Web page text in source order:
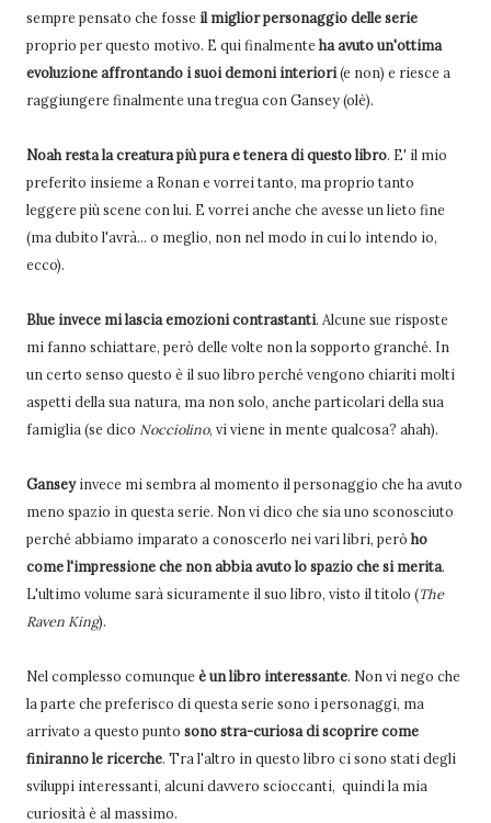
sempre pensato che fosse il miglior personaggio delle serie
proprio per questo motivo. E qui finalmenteha avuto un'ottima
evoluzione affrontando i suoi demoni interiori(e non) e riesce a
raggiungere finalmente una tregua con Gansey (olè).
Noah resta la creatura più pura e tenera di questo libro. E' il mio
preferito insieme a Ronan e vorrei tanto, ma proprio tanto
leggere più scene con lui. E vorrei anche che avesse un lieto fine
(ma dubito l'avrà... o meglio, non nel modo in cui lo intendo io,
ecco).
Blue invece mi lascia emozioni contrastanti. Alcune sue risposte
mi fanno schiattare, però delle volte non la sopporto granché. In
un certo senso questo è il suo libro perché vengono chiariti molti
aspetti della sua natura, ma non solo, anche particolari della sua
famiglia (se dico Nocciolino, vi viene in mente qualcosa? ahah).
Ganseyinvece mi sembra al momento il personaggio che ha avuto
meno spazio in questa serie. Non vi dico che sia uno sconosciuto
perché abbiamo imparato a conoscerlo nei vari libri, però ho
come l'impressione che non abbia avuto lo spazio che si merita.
L'ultimo volume sarà sicuramente il suo libro, visto il titolo (The
Raven King).
Nel complesso comunqueè un libro interessante. Non vi nego che
la parte che preferisco di questa serie sono i personaggi, ma
arrivato a questo punto sono stra-curiosa di scoprire come
finiranno le ricerche. Tra l'altro in questo libro ci sono stati degli
sviluppi interessanti, alcuni davvero scioccanti, quindi la mia
curiosità è al massimo.